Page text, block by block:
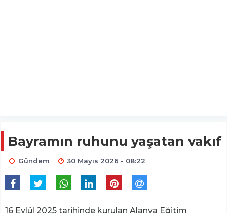
Bayramın ruhunu yaşatan vakıf
Gündem 30 Mayıs 2026 - 08:22
16 Eylül 2025 tarihinde kurulan Alanya Eğitim